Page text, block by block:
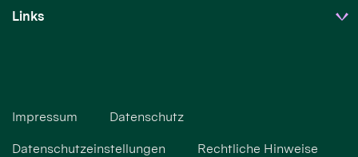
Links
Impressum Datenschutz
Datenschutzeinstellungen Rechtliche Hinweise